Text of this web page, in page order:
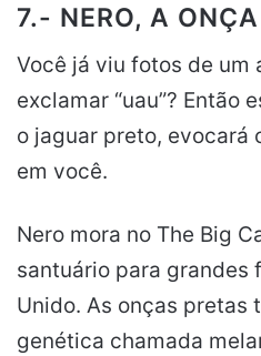
7.- NERO, A
Você já viu fotos de um
exclamar “uau”? Então
o jaguar preto, evocará
em você.
Nero mora no The Big
santuário para grandes
Unido. As onças pretas
genética chamada